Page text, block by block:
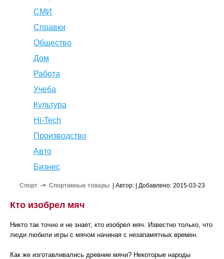
СМИ
Справки
Общество
Дом
Работа
Учеба
Культура
Hi-Tech
Производство
Авто
Бизнес
Спорт-> Спортивные товары| Автор: | Добавлено: 2015-03-23
Кто изобрел мяч
Никто так точно и не знает, кто изобрел мяч. Известно только, что
люди любили игры с мячом начиная с незапамятных времен.
Как же изготавливались древние мячи? Некоторые народы